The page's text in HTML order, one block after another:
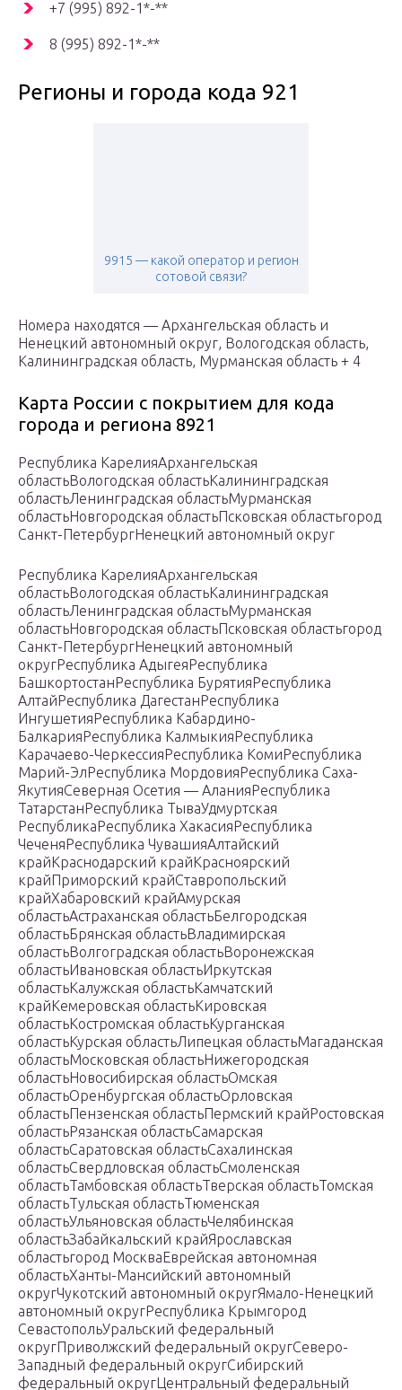
+7 (995) 892-1*-**
8 (995) 892-1*-**
Регионы и города кода 921
9915 — какой оператор и регион
сотовой связи?
Номера находятся — Архангельская область и
Ненецкий автономный округ, Вологодская область,
Калининградская область, Мурманская область + 4
Карта России с покрытием для кода
города и региона 8921
Республика КарелияАрхангельская
областьВологодская областьКалининградская
областьЛенинградская областьМурманская
областьНовгородская областьПсковская областьгород
Санкт-ПетербургНенецкий автономный округ
Республика КарелияАрхангельская
областьВологодская областьКалининградская
областьЛенинградская областьМурманская
областьНовгородская областьПсковская областьгород
Санкт-ПетербургНенецкий автономный
округРеспублика АдыгеяРеспублика
БашкортостанРеспублика БурятияРеспублика
АлтайРеспублика ДагестанРеспублика
ИнгушетияРеспублика Кабардино-
БалкарияРеспублика КалмыкияРеспублика
Карачаево-ЧеркессияРеспублика КомиРеспублика
Марий-ЭлРеспублика МордовияРеспублика Саха-
ЯкутияСеверная Осетия — АланияРеспублика
ТатарстанРеспублика ТываУдмуртская
РеспубликаРеспублика ХакасияРеспублика
ЧеченяРеспублика ЧувашияАлтайский
крайКраснодарский крайКрасноярский
крайПриморский крайСтавропольский
крайХабаровский крайАмурская
областьАстраханская областьБелгородская
областьБрянская областьВладимирская
областьВолгоградская областьВоронежская
областьИвановская областьИркутская
областьКалужская областьКамчатский
крайКемеровская областьКировская
областьКостромская областьКурганская
областьКурская областьЛипецкая областьМагаданская
областьМосковская областьНижегородская
областьНовосибирская областьОмская
областьОренбургская областьОрловская
областьПензенская областьПермский крайРостовская
областьРязанская областьСамарская
областьСаратовская областьСахалинская
областьСвердловская областьСмоленская
областьТамбовская областьТверская областьТомская
областьТульская областьТюменская
областьУльяновская областьЧелябинская
областьЗабайкальский крайЯрославская
областьгород МоскваЕврейская автономная
областьХанты-Мансийский автономный
округЧукотский автономный округЯмало-Ненецкий
автономный округРеспублика Крымгород
СевастопольУральский федеральный
округПриволжский федеральный округСеверо-
Западный федеральный округСибирский
федеральный округЦентральный федеральный